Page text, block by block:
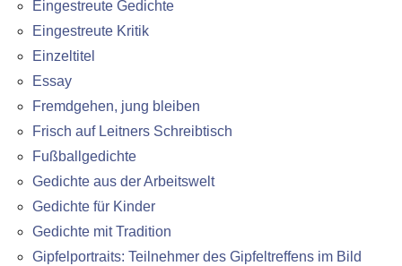
Eingestreute Gedichte
Eingestreute Kritik
Einzeltitel
Essay
Fremdgehen, jung bleiben
Frisch auf Leitners Schreibtisch
Fußballgedichte
Gedichte aus der Arbeitswelt
Gedichte für Kinder
Gedichte mit Tradition
Gipfelportraits: Teilnehmer des Gipfeltreffens im Bild